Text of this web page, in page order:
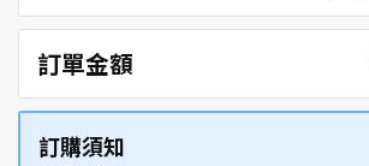
訂單金額
訂購須知